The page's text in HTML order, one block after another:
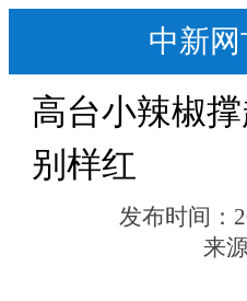
中新
高台小辣椒
别样红
发布时间：
来